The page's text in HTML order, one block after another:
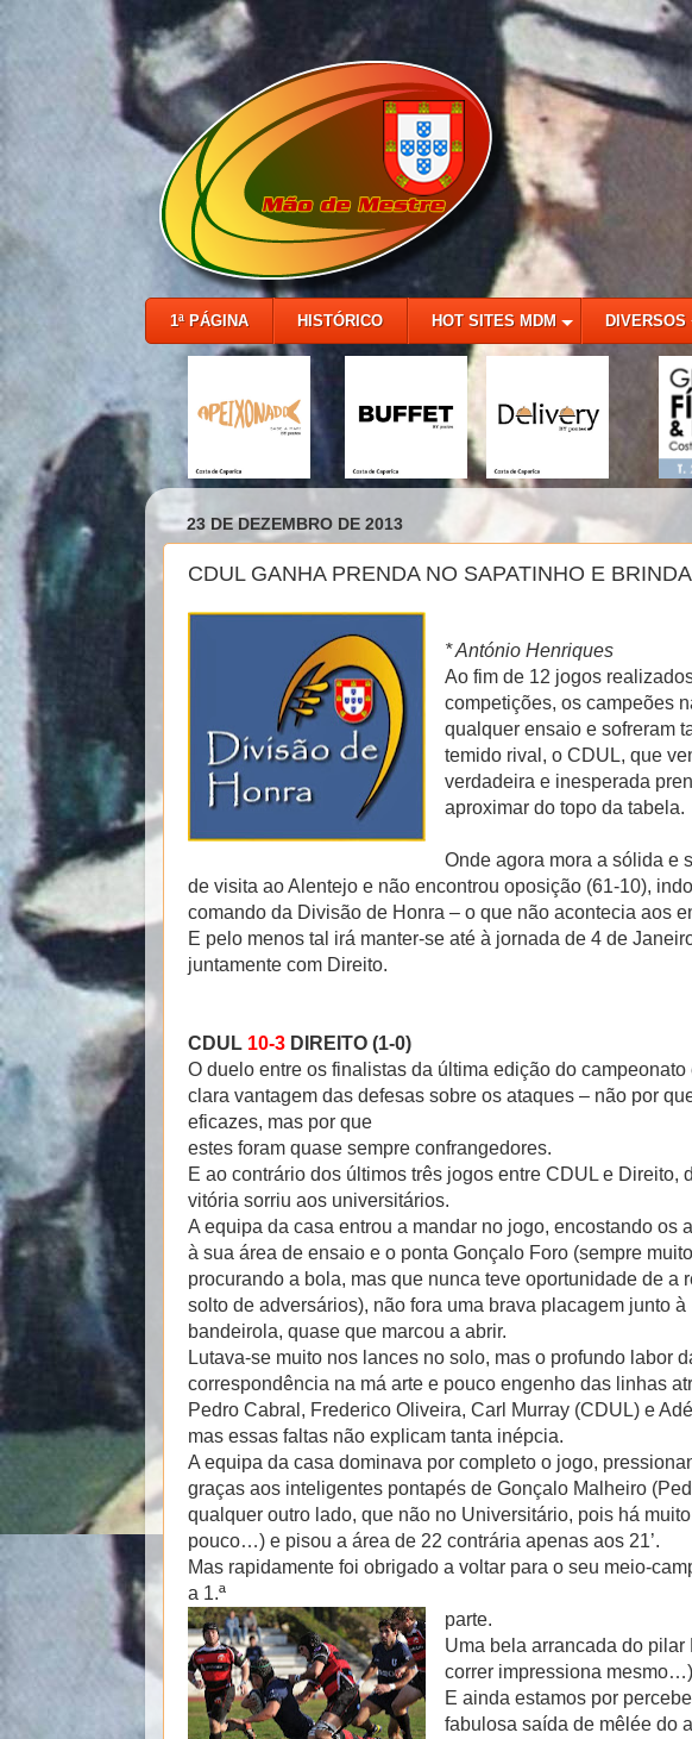
1ª PÁGINA HISTÓRICO HOT SITES MDM DIVERSOS
23 DE DEZEMBRO DE 2013
CDUL GANHA PRENDA NO SAPATINHO E
* António Henriques
Ao fim de 12 jogos
competições, os campeões
qualquer ensaio e sofreram
temido rival, o CDUL, que
verdadeira e inesperada
aproximar do topo da tabela.
Onde agora mora a sólida e
de visita ao Alentejo e não encontrou oposição (61-10),
comando da Divisão de Honra – o que não acontecia aos
E pelo menos tal irá manter-se até à jornada de 4 de
juntamente com Direito.
CDUL 10-3 DIREITO (1-0)
O duelo entre os finalistas da última edição do
clara vantagem das defesas sobre os ataques – não por
eficazes, mas por que
estes foram quase sempre confrangedores.
E ao contrário dos últimos três jogos entre CDUL e Direito,
vitória sorriu aos universitários.
A equipa da casa entrou a mandar no jogo, encostando os
à sua área de ensaio e o ponta Gonçalo Foro (sempre
procurando a bola, mas que nunca teve oportunidade de a
solto de adversários), não fora uma brava placagem junto à
bandeirola, quase que marcou a abrir.
Lutava-se muito nos lances no solo, mas o profundo labor
correspondência na má arte e pouco engenho das linhas
Pedro Cabral, Frederico Oliveira, Carl Murray (CDUL) e
mas essas faltas não explicam tanta inépcia.
A equipa da casa dominava por completo o jogo,
graças aos inteligentes pontapés de Gonçalo Malheiro
qualquer outro lado, que não no Universitário, pois há
pouco…) e pisou a área de 22 contrária apenas aos 21’.
Mas rapidamente foi obrigado a voltar para o seu meio-
a 1.ª
parte.
Uma bela arrancada do
correr impressiona
E ainda estamos por
fabulosa saída de mêlée do